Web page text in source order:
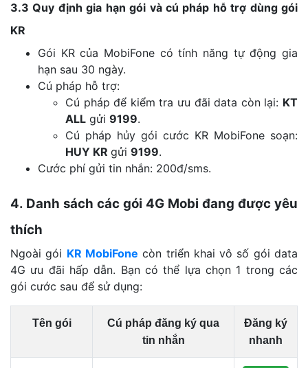
3.3 Quy định gia hạn gói và cú pháp hỗ trợ dùng gói
KR
Gói KR của MobiFone có tính năng tự động gia
hạn sau 30 ngày.
Cú pháp hỗ trợ:
Cú pháp để kiểm tra ưu đãi data còn lại: KT
ALL gửi 9199.
Cú pháp hủy gói cước KR MobiFone soạn:
HUY KR gửi 9199.
Cước phí gửi tin nhắn: 200đ/sms.
4. Danh sách các gói 4G Mobi đang được yêu
thích
Ngoài gói KR MobiFone còn triển khai vô số gói data
4G ưu đãi hấp dẫn. Bạn có thể lựa chọn 1 trong các
gói cước sau để sử dụng:
Tên gói
Cú pháp đăng ký qua
tin nhắn
Đăng ký
nhanh